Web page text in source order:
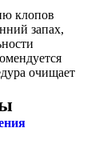
клопов
запах,
очищает